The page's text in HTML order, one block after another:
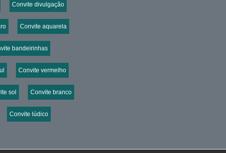
Convite divulgação
Convite aquarela
bandeirinhas
Convite vermelho
sol Convite branco
Convite lúdico